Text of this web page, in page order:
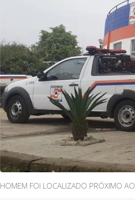
HOMEM FOI LOCALIZADO PRÓXIMO